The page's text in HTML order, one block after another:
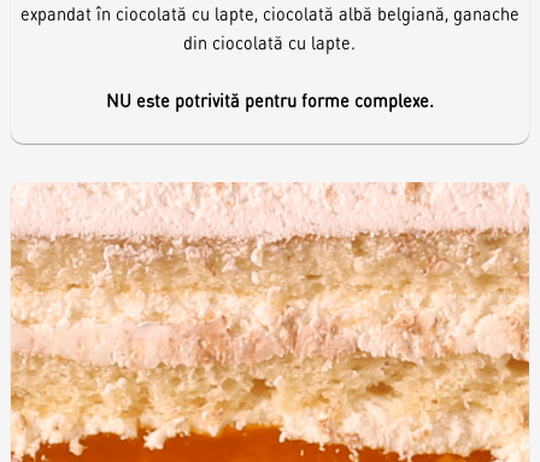
expandat în ciocolată cu lapte, ciocolată albă belgiană, ganache
din ciocolată cu lapte.
NU este potrivită pentru forme complexe.